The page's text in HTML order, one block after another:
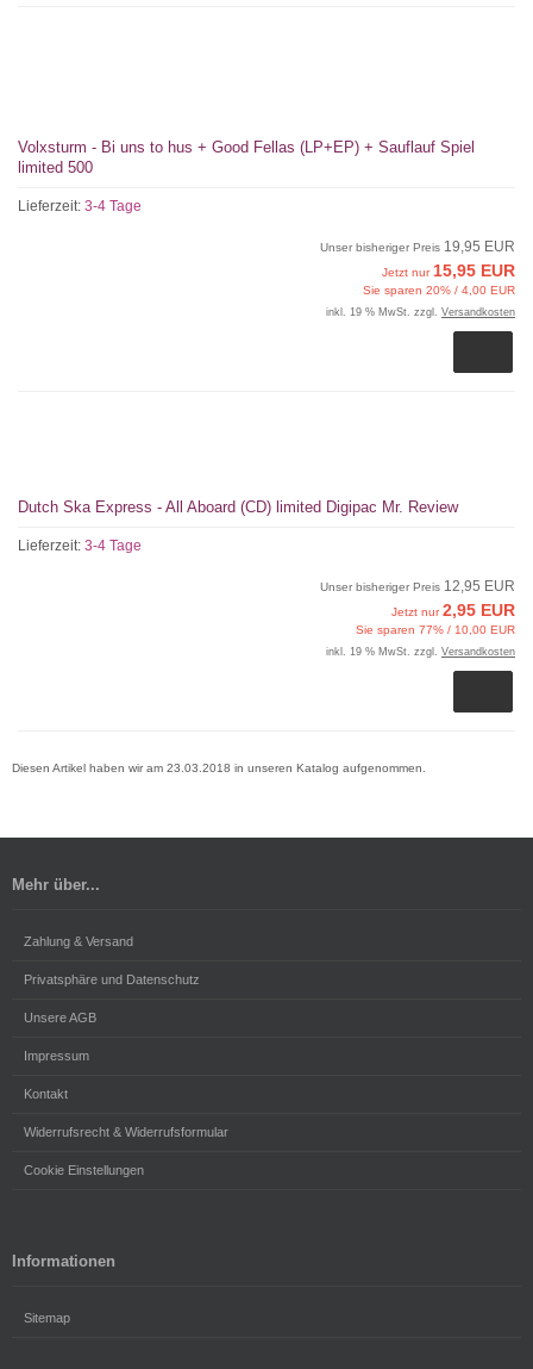
Volxsturm - Bi uns to hus + Good Fellas (LP+EP) + Sauflauf Spiel
limited 500
Lieferzeit: 3-4 Tage
Unser bisheriger Preis 19,95 EUR
Jetzt nur15,95 EUR
Sie sparen 20% / 4,00 EUR
inkl. 19 % MwSt. zzgl. Versandkosten
Dutch Ska Express - All Aboard (CD) limited Digipac Mr. Review
Lieferzeit: 3-4 Tage
Unser bisheriger Preis 12,95 EUR
Jetzt nur2,95 EUR
Sie sparen 77% / 10,00 EUR
inkl. 19 % MwSt. zzgl. Versandkosten
Diesen Artikel haben wir am 23.03.2018 in unseren Katalog aufgenommen.
Mehr über...
Zahlung & Versand
Privatsphäre und Datenschutz
Unsere AGB
Impressum
Kontakt
Widerrufsrecht & Widerrufsformular
Cookie Einstellungen
Informationen
Sitemap